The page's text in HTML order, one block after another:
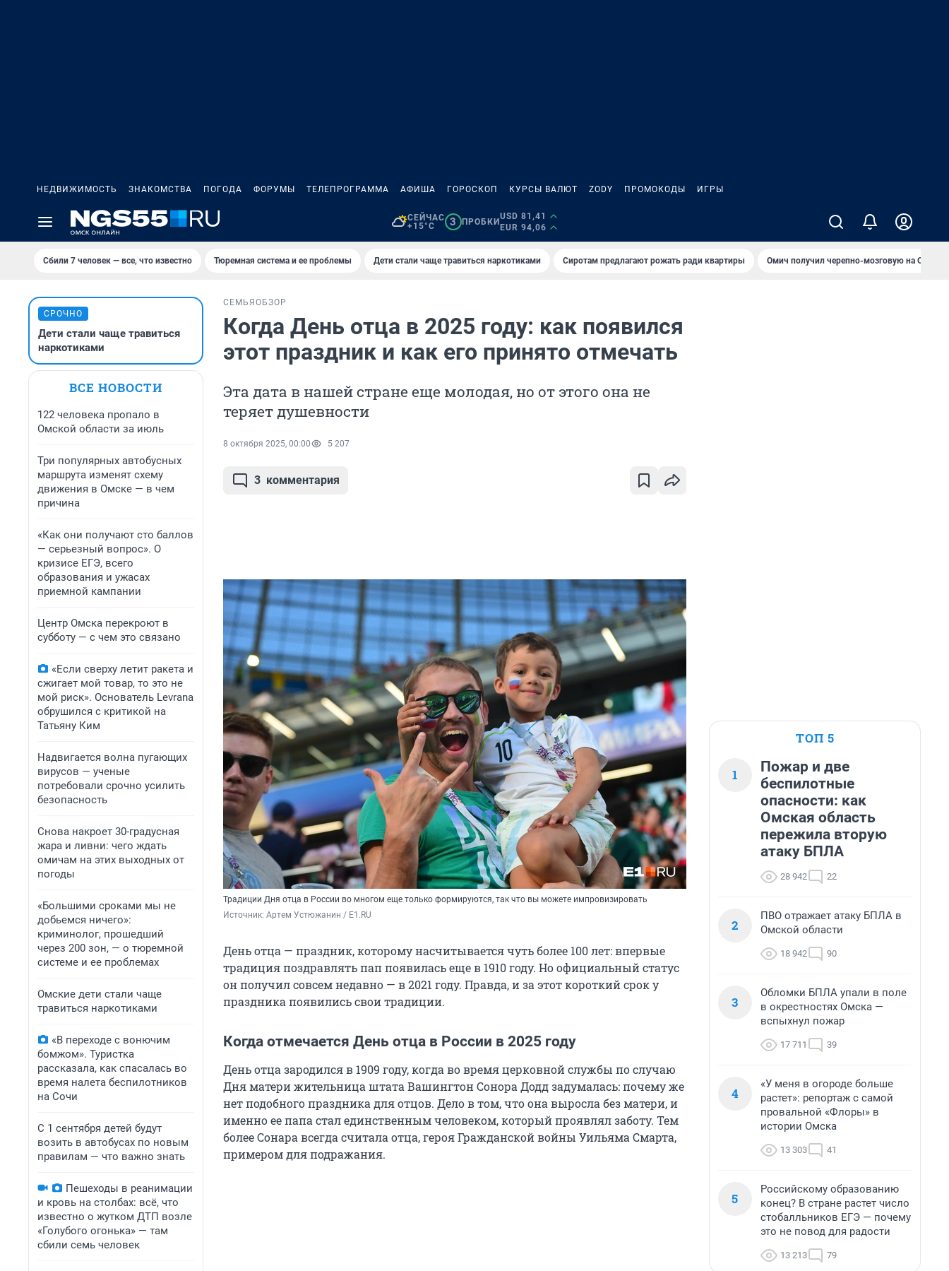
НЕДВИЖИМОСТЬ ЗНАКОМСТВА ПОГОДА ФОРУМЫ ТЕЛЕПРОГРАММА АФИША ГОРОСКОП КУРСЫ ВАЛЮТ ZODY ПРОМОКОДЫ ИГРЫ
СЕЙЧАС
+15°C
3 ПРОБКИ
USD 81,41
EUR 94,06
Сбили 7 человек — все, что известно Тюремная система и ее проблемы Дети стали чаще травиться наркотиками Сиротам предлагают рожать ради квартиры Омич получил черепно-мозговую на ОНПЗ
СРОЧНО
Дети стали чаще травиться
наркотиками
ВСЕ НОВОСТИ
122 человека пропало в
Омской области за июль
Три популярных автобусных
маршрута изменят схему
движения в Омске — в чем
причина
«Как они получают сто баллов
— серьезный вопрос». О
кризисе ЕГЭ, всего
образования и ужасах
приемной кампании
Центр Омска перекроют в
субботу — с чем это связано
«Если сверху летит ракета и
сжигает мой товар, то это не
мой риск». Основатель Levrana
обрушился с критикой на
Татьяну Ким
Надвигается волна пугающих
вирусов — ученые
потребовали срочно усилить
безопасность
Снова накроет 30-градусная
жара и ливни: чего ждать
омичам на этих выходных от
погоды
«Большими сроками мы не
добьемся ничего»:
криминолог, прошедший
через 200 зон, — о тюремной
системе и ее проблемах
Омские дети стали чаще
травиться наркотиками
«В переходе с вонючим
бомжом». Туристка
рассказала, как спасалась во
время налета беспилотников
на Сочи
С 1 сентября детей будут
возить в автобусах по новым
правилам — что важно знать
Пешеходы в реанимации
и кровь на столбах: всё, что
известно о жутком ДТП возле
«Голубого огонька» — там
сбили семь человек
СЕМЬЯ ОБЗОР
Когда День отца в 2025 году: как появился
этот праздник и как его принято отмечать
Эта дата в нашей стране еще молодая, но от этого она не
теряет душевности
8 октября 2025, 00:00 5 207
3 комментария
Традиции Дня отца в России во многом еще только формируются, так что вы можете импровизировать
Источник: Артем Устюжанин / E1.RU
День отца — праздник, которому насчитывается чуть более 100 лет: впервые
традиция поздравлять пап появилась еще в 1910 году. Но официальный статус
он получил совсем недавно — в 2021 году. Правда, и за этот короткий срок у
праздника появились свои традиции.
Когда отмечается День отца в России в 2025 году
День отца зародился в 1909 году, когда во время церковной службы по случаю
Дня матери жительница штата Вашингтон Сонора Додд задумалась: почему же
нет подобного праздника для отцов. Дело в том, что она выросла без матери, и
именно ее папа стал единственным человеком, который проявлял заботу. Тем
более Сонара всегда считала отца, героя Гражданской войны Уильяма Смарта,
примером для подражания.
ТОП 5
1
Пожар и две
беспилотные
опасности: как
Омская область
пережила вторую
атаку БПЛА
28 942 22
2
ПВО отражает атаку БПЛА в
Омской области
18 942 90
3
Обломки БПЛА упали в поле
в окрестностях Омска —
вспыхнул пожар
17 711 39
4
«У меня в огороде больше
растет»: репортаж с самой
провальной «Флоры» в
истории Омска
13 303 41
5
Российскому образованию
конец? В стране растет число
стобалльников ЕГЭ — почему
это не повод для радости
13 213 79